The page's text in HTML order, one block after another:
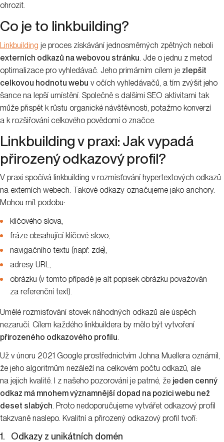
ohrozit.
Co je to linkbuilding?
Linkbuilding je proces získávání jednosměrných zpětných neboli
externích odkazů na webovou stránku . Jde o jednu z metod
optimalizace pro vyhledávač. Jeho primárním cílem je zlepšit
celkovou hodnotu webu v očích vyhledávačů, a tím zvýšit jeho
šance na lepší umístění. Společně s dalšími SEO aktivitami tak
může přispět k růstu organické návštěvnosti, potažmo konverzí
a k rozšiřování celkového povědomí o značce.
Linkbuilding v praxi: Jak vypadá
přirozený odkazový profil?
V praxi spočívá linkbuilding v rozmisťování hypertextových odkazů
na externích webech. Takové odkazy označujeme jako anchory.
Mohou mít podobu:
klíčového slova,
fráze obsahující klíčové slovo,
navigačního textu (např. zde),
adresy URL,
obrázku (v tomto případě je alt popisek obrázku považován
za referenční text).
Umělé rozmisťování stovek náhodných odkazů ale úspěch
nezaručí. Cílem každého linkbuildera by mělo být vytvoření
přirozeného odkazového profilu
Už v únoru 2021 Google prostřednictvím Johna Muellera oznámil,
že jeho algoritmům nezáleží na celkovém počtu odkazů, ale
na jejich kvalitě. I z našeho pozorování je patrné, že jeden cenný
odkaz má mnohem významnější dopad na pozici webu než
deset slabých . Proto nedoporučujeme vytvářet odkazový profil
takzvaně naslepo. Kvalitní a přirozený odkazový profil tvoří:
1. Odkazy z unikátních domén